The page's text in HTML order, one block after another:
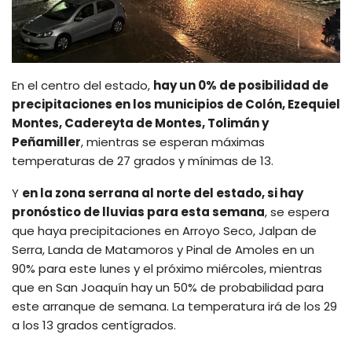
En el centro del estado, hay un 0% de posibilidad de
precipitaciones en los municipios de Colón, Ezequiel
Montes, Cadereyta de Montes, Tolimán y
Peñamiller, mientras se esperan máximas
temperaturas de 27 grados y mínimas de 13.
Y en la zona serrana al norte del estado, si hay
pronóstico de lluvias para esta semana, se espera
que haya precipitaciones en Arroyo Seco, Jalpan de
Serra, Landa de Matamoros y Pinal de Amoles en un
90% para este lunes y el próximo miércoles, mientras
que en San Joaquín hay un 50% de probabilidad para
este arranque de semana. La temperatura irá de los 29
a los 13 grados centígrados.